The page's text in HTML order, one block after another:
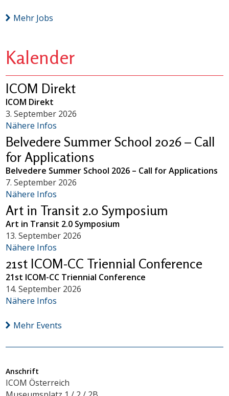
Mehr Jobs
Kalender
ICOM Direkt
ICOM Direkt
3. September 2026
Nähere Infos
Belvedere Summer School 2026 – Call
for Applications
Belvedere Summer School 2026 – Call for Applications
7. September 2026
Nähere Infos
Art in Transit 2.0 Symposium
Art in Transit 2.0 Symposium
13. September 2026
Nähere Infos
21st ICOM-CC Triennial Conference
21st ICOM-CC Triennial Conference
14. September 2026
Nähere Infos
Mehr Events
Anschrift
ICOM Österreich